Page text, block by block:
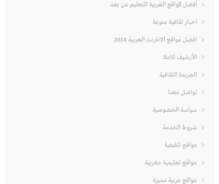
أفضل المواقع العربية للتعليم عن بعد
اخبار ثقافية منوعة
افضل مواقع الانترنت العربية 2018
الأرشيف كاملا
الجريدة الثقافية
تواصل معنا
سياسة الخصوصية
شروط الخدمة
مواقع تثقيفية
مواقع تعليمية مغربية
مواقع عربية مميزة